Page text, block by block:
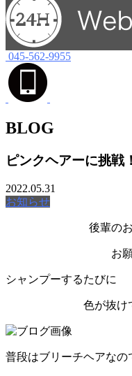
045-562-9955
BLOG
ピンクヘアーに挑戦！
2022.05.31
お知らせ
後輩の
お
シャンプーするたびに
色が抜け
普段はブリーチヘアなの